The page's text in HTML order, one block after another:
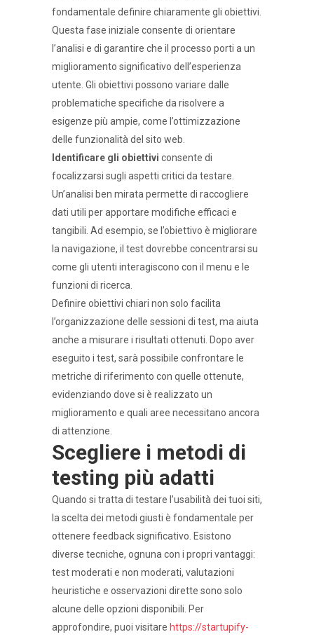
fondamentale definire chiaramente gli obiettivi.
Questa fase iniziale consente di orientare
l’analisi e di garantire che il processo porti a un
miglioramento significativo dell’esperienza
utente. Gli obiettivi possono variare dalle
problematiche specifiche da risolvere a
esigenze più ampie, come l’ottimizzazione
delle funzionalità del sito web.
Identificare gli obiettivi consente di
focalizzarsi sugli aspetti critici da testare.
Un’analisi ben mirata permette di raccogliere
dati utili per apportare modifiche efficaci e
tangibili. Ad esempio, se l’obiettivo è migliorare
la navigazione, il test dovrebbe concentrarsi su
come gli utenti interagiscono con il menu e le
funzioni di ricerca.
Definire obiettivi chiari non solo facilita
l’organizzazione delle sessioni di test, ma aiuta
anche a misurare i risultati ottenuti. Dopo aver
eseguito i test, sarà possibile confrontare le
metriche di riferimento con quelle ottenute,
evidenziando dove si è realizzato un
miglioramento e quali aree necessitano ancora
di attenzione.
Scegliere i metodi di
testing più adatti
Quando si tratta di testare l’usabilità dei tuoi siti,
la scelta dei metodi giusti è fondamentale per
ottenere feedback significativo. Esistono
diverse tecniche, ognuna con i propri vantaggi:
test moderati e non moderati, valutazioni
heuristiche e osservazioni dirette sono solo
alcune delle opzioni disponibili. Per
approfondire, puoi visitare https://startupify-